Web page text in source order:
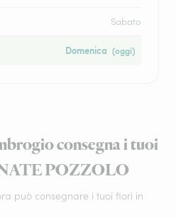
Sabato
Domenica (oggi)
consegna i tuoi
POZZOLO
può consegnare i tuoi fiori in